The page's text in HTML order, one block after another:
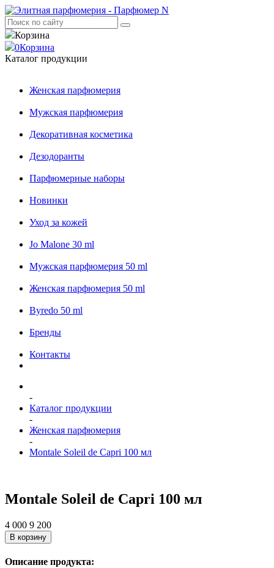
Корзина
0Корзина
Каталог продукции
Женская парфюмерия
Мужская парфюмерия
Декоративная косметика
Дезодоранты
Парфюмерные наборы
Новинки
Уход за кожей
Jo Malone 30 ml
Мужская парфюмерия 50 ml
Женская парфюмерия 50 ml
Byredo 50 ml
Бренды
Контакты
-
Каталог продукции
-
Женская парфюмерия
-
Montale Soleil de Capri 100 мл
Montale Soleil de Capri 100 мл
4 000 9 200
В корзину
Описание продукта: